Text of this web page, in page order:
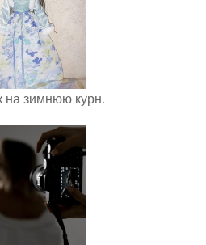
на зимнюю курн.